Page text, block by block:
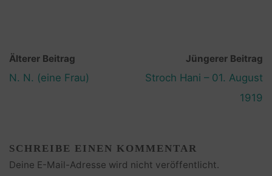
Älterer Beitrag
N. N. (eine Frau)
Jüngerer Beitrag
Stroch Hani – 01. August
1919
SCHREIBE EINEN KOMMENTAR
Deine E-Mail-Adresse wird nicht veröffentlicht.